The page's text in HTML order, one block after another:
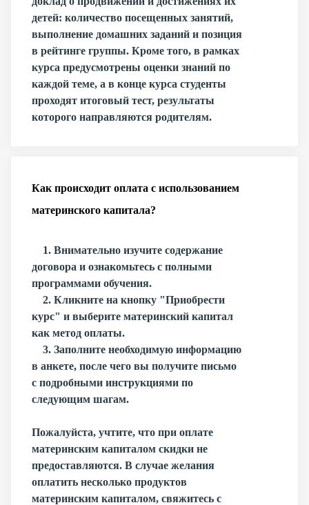
детей: количество посещенных занятий,
выполнение домашних заданий и позиция
в рейтинге группы. Кроме того, в рамках
курса предусмотрены оценки знаний по
каждой теме, а в конце курса студенты
проходят итоговый тест, результаты
которого направляются родителям.
Как происходит оплата с использованием
материнского капитала?
1. Внимательно изучите содержание
договора и ознакомьтесь с полными
программами обучения.
2. Кликните на кнопку "Приобрести
курс" и выберите материнский капитал
как метод оплаты.
3. Заполните необходимую информацию
в анкете, после чего вы получите письмо
с подробными инструкциями по
следующим шагам.
Пожалуйста, учтите, что при оплате
материнским капиталом скидки не
предоставляются. В случае желания
оплатить несколько продуктов
материнским капиталом, свяжитесь с